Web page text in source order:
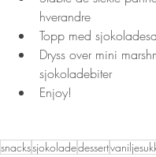
hverandre
Topp med
Dryss over mini
sjokoladebiter
Enjoy!
snackssjokoladedessert